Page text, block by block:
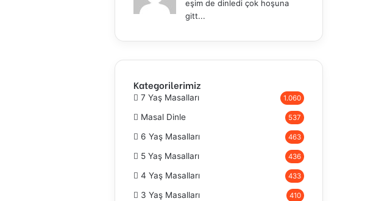
eşim de dinledi çok hoşuna
gitt...
Kategorilerimiz
7 Yaş Masalları 1.060
Masal Dinle 537
6 Yaş Masalları 463
5 Yaş Masalları 436
4 Yaş Masalları 433
3 Yaş Masalları 410